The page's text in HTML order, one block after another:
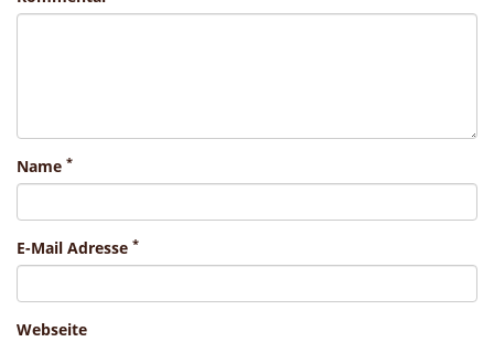
Name *
E-Mail Adresse *
Webseite